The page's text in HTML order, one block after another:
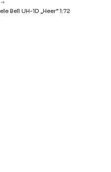
Bell UH-1D „Heer” 1:72